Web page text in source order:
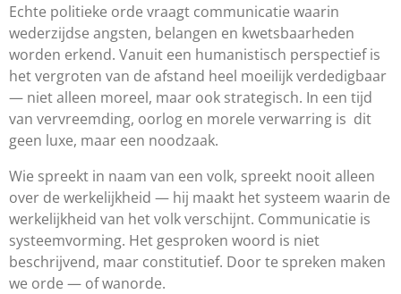
Echte politieke orde vraagt communicatie waarin
wederzijdse angsten, belangen en kwetsbaarheden
worden erkend. Vanuit een humanistisch perspectief is
het vergroten van de afstand heel moeilijk verdedigbaar
— niet alleen moreel, maar ook strategisch. In een tijd
van vervreemding, oorlog en morele verwarring is dit
geen luxe, maar een noodzaak.
Wie spreekt in naam van een volk, spreekt nooit alleen
over de werkelijkheid — hij maakt het systeem waarin de
werkelijkheid van het volk verschijnt. Communicatie is
systeemvorming. Het gesproken woord is niet
beschrijvend, maar constitutief. Door te spreken maken
we orde — of wanorde.